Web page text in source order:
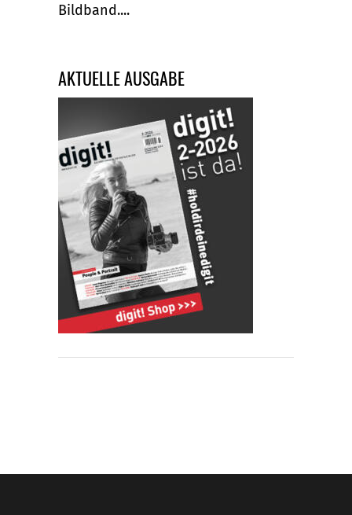
Bildband....
AKTUELLE AUSGABE